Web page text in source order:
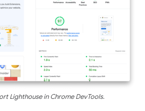
Lighthouse in Chrome DevTools.